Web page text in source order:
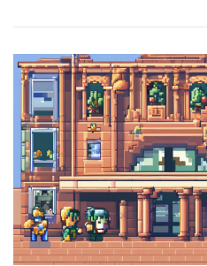
СВОЙСТВА МЕТАЛЛОВ
СТАТЬИ